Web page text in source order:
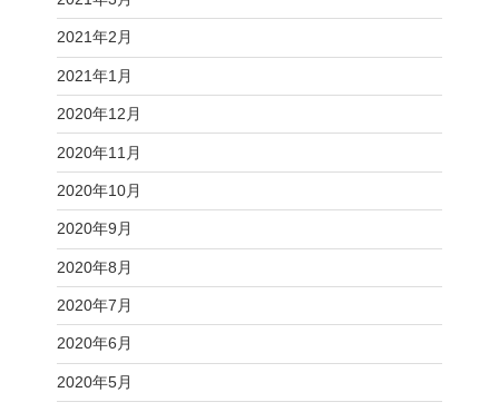
2021年2月
2021年1月
2020年12月
2020年11月
2020年10月
2020年9月
2020年8月
2020年7月
2020年6月
2020年5月